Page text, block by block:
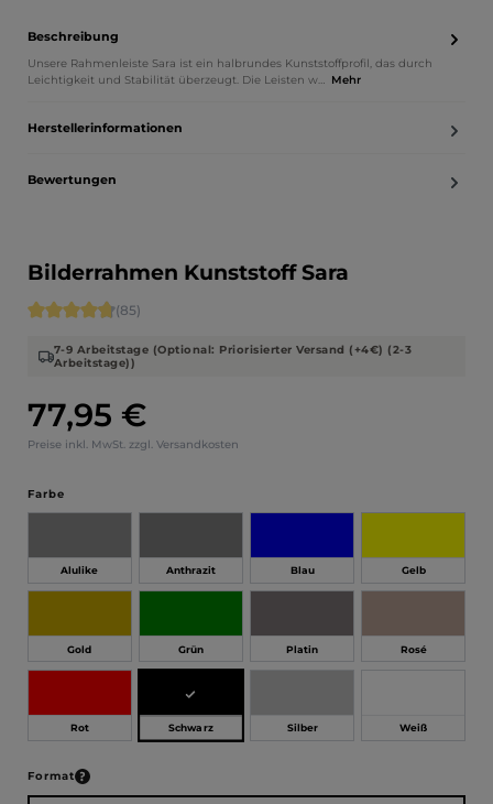
Beschreibung
Unsere Rahmenleiste Sara ist ein halbrundes Kunststoffprofil, das durch
Leichtigkeit und Stabilität überzeugt. Die Leisten w… Mehr
Herstellerinformationen
Bewertungen
Bilderrahmen Kunststoff Sara
Regulärer Preis:
77,95 €
Preise inkl. MwSt. zzgl. Versandkosten
Durchschnittliche Bewertung von 4.71 von 5 Sternen
(85)
7-9 Arbeitstage (Optional: Priorisierter Versand (+4€) (2-3
Arbeitstage))
Farbeauswählen
Alulike Anthrazit Blau Gelb
Gold Grün Platin Rosé
Rot Schwarz Silber Weiß
Formatauswählen